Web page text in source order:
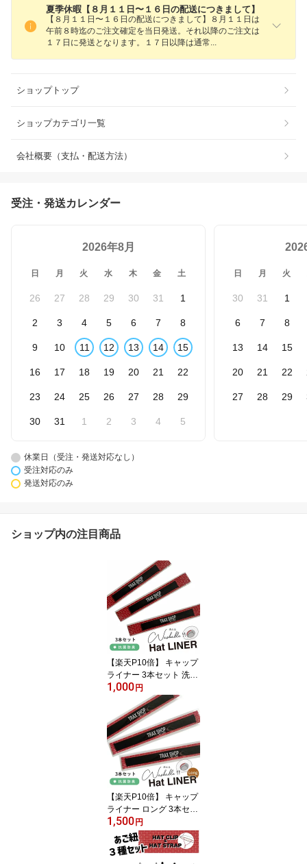
夏季休暇【８月１１日〜１６日の配送につきまして】
【８月１１日〜１６日の配送につきまして】８月１１日は
午前８時迄のご注文確定を当日発送。それ以降のご注文は
１７日に発送となります。１７日以降は通常
ショップトップ
ショップカテゴリ一覧
会社概要（支払・配送方法）
受注・発送カレンダー
2026年8月
日 月 火 水 木 金 土
26 27 28 29 30 31 1
2 3 4 5 6 7 8
9 10 11 12 13 14 15
16 17 18 19 20 21 22
23 24 25 26 27 28 29
30 31 1 2 3 4 5
日 月 火
30 31 1
6 7 8
13 14 15
20 21 22
27 28 29
休業日（受注・発送対応なし）
受注対応のみ
発送対応のみ
ショップ内の注目商品
【楽天P10倍】 キャップ
ライナー 3本セット 洗え
る ハットライナー 抗菌
防臭 洗濯可能 帽子 汚れ
防止 汗止めテープ 汗止
め 汗取り 汗取りパッド
パット シート 汚れ対策
汗防止 汚れ レディース
メンズ 春 夏 春夏 ハット
ファンデーション 帽子用
汗取りパッド
1,000円
【楽天P10倍】 キャップ
ライナー ロング 3本セッ
ト 洗える ハットライナ
ー 抗菌防臭 長め 選択可
能 帽子汗止めテープ 汗
止め 汗取り 汗取りパッ
1,500円